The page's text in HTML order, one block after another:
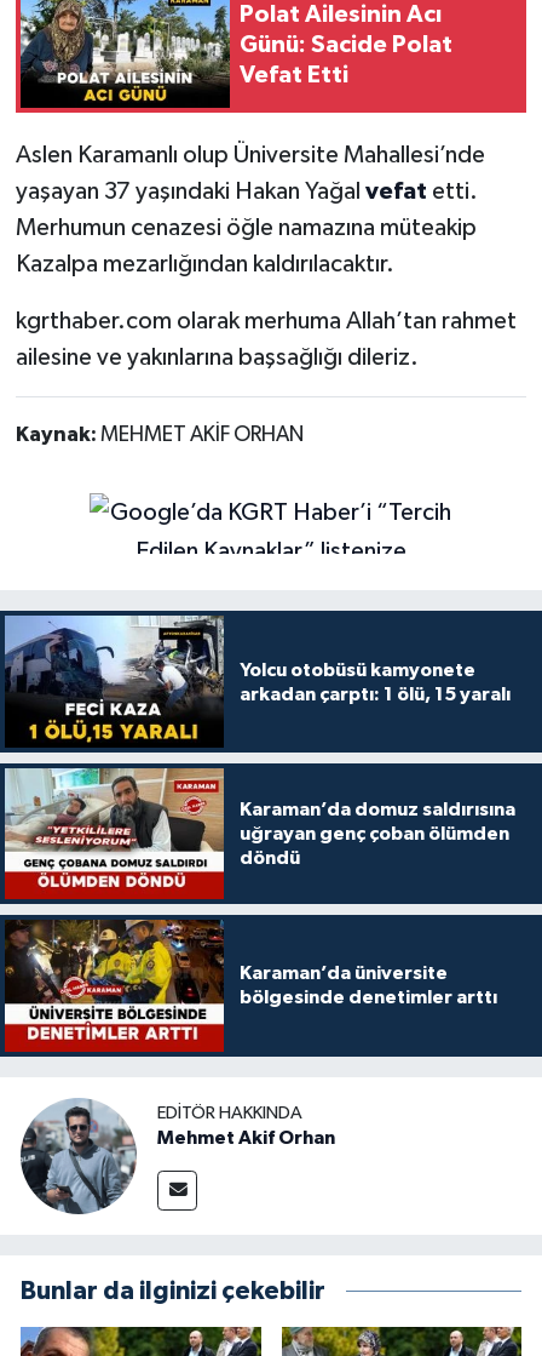
Polat Ailesinin Acı
Günü: Sacide Polat
Vefat Etti
Aslen Karamanlı olup Üniversite Mahallesi’nde
yaşayan 37 yaşındaki Hakan Yağal vefat etti.
Merhumun cenazesi öğle namazına müteakip
Kazalpa mezarlığından kaldırılacaktır.
kgrthaber.com olarak merhuma Allah’tan rahmet
ailesine ve yakınlarına başsağlığı dileriz.
Kaynak: MEHMET AKİF ORHAN
Yolcu otobüsü kamyonete
arkadan çarptı: 1 ölü, 15 yaralı
Karaman’da domuz saldırısına
uğrayan genç çoban ölümden
döndü
Karaman’da üniversite
bölgesinde denetimler arttı
EDITÖR HAKKINDA
Mehmet Akif Orhan
Bunlar da ilginizi çekebilir